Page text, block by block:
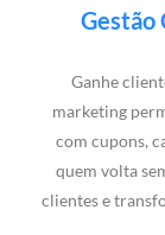
Gestão
Ganhe
marketing
com cupons,
quem volta
clientes e